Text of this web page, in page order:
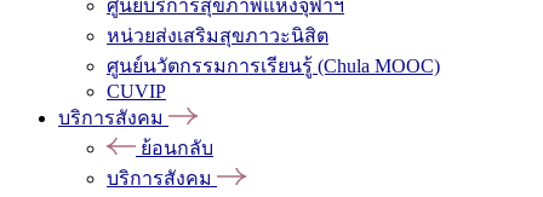
ศูนย์บริการสุขภาพแห่งจุฬาฯ
หน่วยส่งเสริมสุขภาวะนิสิต
ศูนย์นวัตกรรมการเรียนรู้ (Chula MOOC)
CUVIP
บริการสังคม
ย้อนกลับ
บริการสังคม